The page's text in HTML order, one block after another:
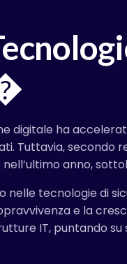
digitale ha
Tuttavia, secondo
anno,
nelle tecnologie di
e la
IT, puntando su